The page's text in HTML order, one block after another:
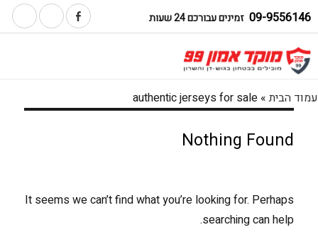
09-9556146 זמינים עבורכם 24 שעות
עמוד הבית»
authentic jerseys for sale
Nothing Found
It seems we can’t find what you’re looking for. Perhaps
searching can help.